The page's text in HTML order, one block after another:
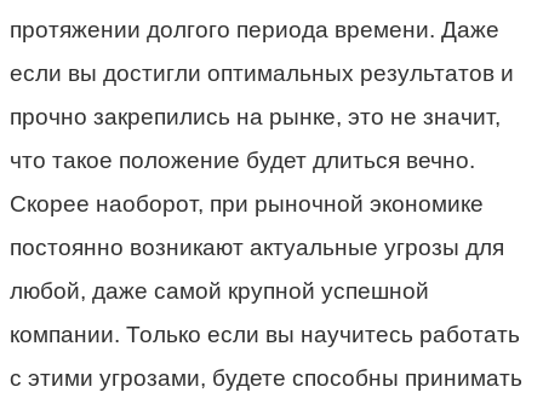
протяжении долгого периода времени. Даже
если вы достигли оптимальных результатов и
прочно закрепились на рынке, это не значит,
что такое положение будет длиться вечно.
Скорее наоборот, при рыночной экономике
постоянно возникают актуальные угрозы для
любой, даже самой крупной успешной
компании. Только если вы научитесь работать
с этими угрозами, будете способны принимать